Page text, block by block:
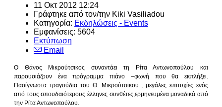
11 Οκτ 2012 12:24
Γράφτηκε από τον/την Kiki Vasiliadou
Κατηγορία: Εκδηλώσεις - Events
Εμφανίσεις: 5604
Εκτύπωση
Email
Ο Θάνος Μικρούτσικος συναντάει τη Ρίτα Αντωνοπούλου και
παρουσιάζουν ένα πρόγραμμα πιάνο –φωνή που θα εκπλήξει.
Πασίγνωστα τραγούδια του Θ. Μικρούτσικου , μεγάλες επιτυχίες ενός
από τους σπουδαιότερους έλληνες συνθέτες,ερμηνευμένα μοναδικά από
την Ρίτα Αντωνοπούλου.